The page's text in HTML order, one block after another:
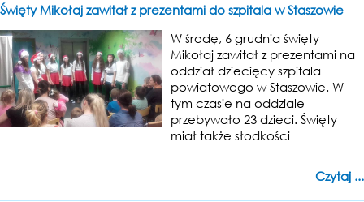
Święty Mikołaj zawitał z prezentami do szpitala w Staszowie
W środę, 6 grudnia święty
Mikołaj zawitał z prezentami na
oddział dziecięcy szpitala
powiatowego w Staszowie. W
tym czasie na oddziale
przebywało 23 dzieci. Święty
miał także słodkości
Czytaj ...